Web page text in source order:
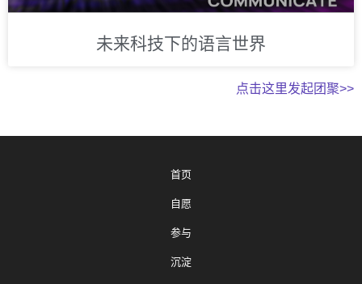
未来科技下的语言世界
点击这里发起团聚>>
首页
自愿
参与
沉淀